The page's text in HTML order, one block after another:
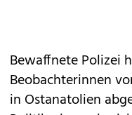
Bewaffnete Polizei
Beobachterinnen
in Ostanatolien